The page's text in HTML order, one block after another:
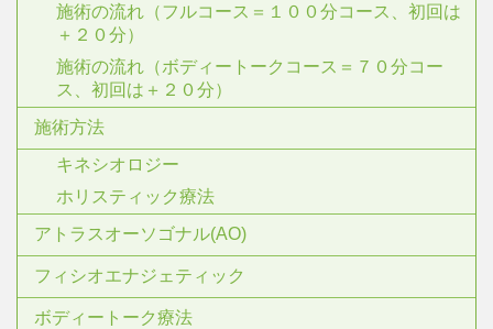
施術の流れ（フルコース＝１００分コース、初回は
＋２０分）
施術の流れ（ボディートークコース＝７０分コー
ス、初回は＋２０分）
施術方法
キネシオロジー
ホリスティック療法
アトラスオーソゴナル(AO)
フィシオエナジェティック
ボディートーク療法